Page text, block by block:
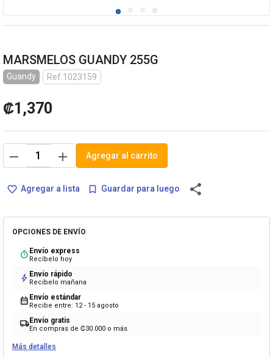
MARSMELOS GUANDY 255G
Guandy Ref.1023159
₡1,370
remove add Agregar al carrito
favorite_border Agregar a lista bookmark_border Guardar para luego share
OPCIONES DE ENVÍO
timer Envío express
Recíbelo hoy
bolt Envío rápido
Recíbelo mañana
calendar_month Envío estándar
Recibe entre: 12 - 15 agosto
local_shippingEnvío gratis
En compras de ₡30.000 o más
Más detalles